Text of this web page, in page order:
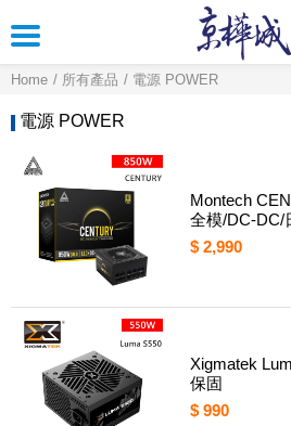
Home 所有產品 電源 POWER
電源 POWER
Montech
全模/DC-DC/
$ 2,990
Xigmatek
保固
$ 990